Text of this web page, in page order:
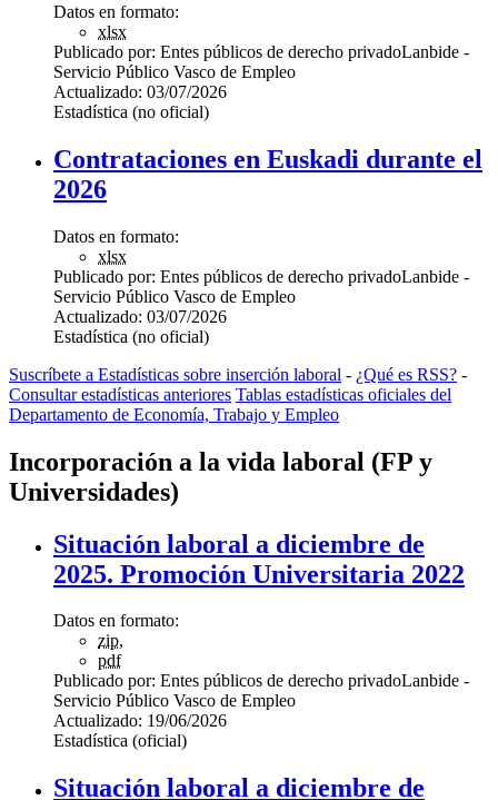
Datos en formato:
xlsx
Publicado por: Entes públicos de derecho privadoLanbide -
Servicio Público Vasco de Empleo
Actualizado: 03/07/2026
Estadística (no oficial)
Contrataciones en Euskadi durante el
2026
Datos en formato:
xlsx
Publicado por: Entes públicos de derecho privadoLanbide -
Servicio Público Vasco de Empleo
Actualizado: 03/07/2026
Estadística (no oficial)
Suscríbete a Estadísticas sobre inserción laboral - ¿Qué es RSS? -
Consultar estadísticas anteriores Tablas estadísticas oficiales del
Departamento de Economía, Trabajo y Empleo
Incorporación a la vida laboral (FP y
Universidades)
Situación laboral a diciembre de
2025. Promoción Universitaria 2022
Datos en formato:
zip,
pdf
Publicado por: Entes públicos de derecho privadoLanbide -
Servicio Público Vasco de Empleo
Actualizado: 19/06/2026
Estadística (oficial)
Situación laboral a diciembre de